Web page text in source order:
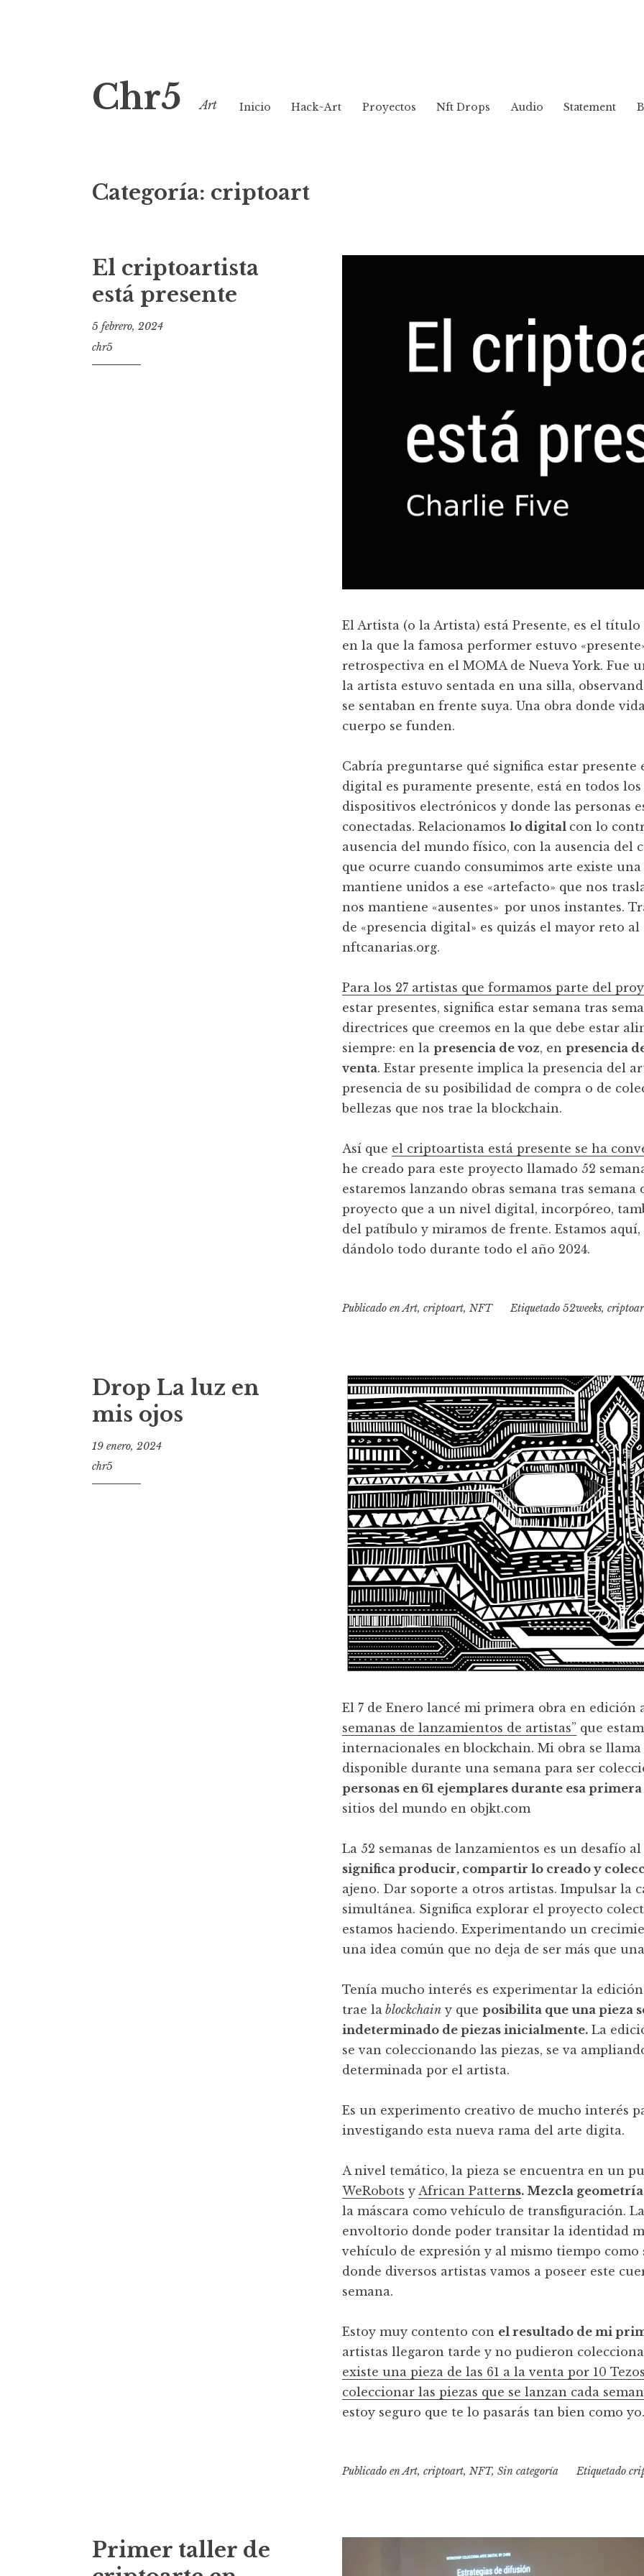
al
contenido
Chr5 Art Inicio Hack~Art Proyectos Nft Drops Audio Statement
Categoría: criptoart
El criptoartista
está presente
5 febrero, 2024
chr5
El Artista (o la Artista) está Presente, es el
en la que la famosa performer estuvo
retrospectiva en el MOMA de Nueva York. Fue
la artista estuvo sentada en una silla,
se sentaban en frente suya. Una obra donde
cuerpo se funden.
Cabría preguntarse qué significa estar
digital es puramente presente, está en todos
dispositivos electrónicos y donde las personas
conectadas. Relacionamoslo digital con lo
ausencia del mundo físico, con la ausencia del
que ocurre cuando consumimos arte existe
mantiene unidos a ese «artefacto» que nos
nos mantiene «ausentes» por unos instantes.
de «presencia digital» es quizás el mayor reto
nftcanarias.org.
Para los 27 artistas que formamos parte del
estar presentes, significa estar semana tras
directrices que creemos en la que debe estar
siempre: en lapresencia de voz, enpresencia
venta. Estar presente implica la presencia del
presencia de su posibilidad de compra o de
bellezas que nos trae la blockchain.
Así que el criptoartista está presente se ha
he creado para este proyecto llamado 52
estaremos lanzando obras semana tras
proyecto que a un nivel digital, incorpóreo,
del patíbulo y miramos de frente. Estamos aquí,
dándolo todo durante todo el año 2024.
Publicado enArt,criptoart,NFT Etiquetado 52weeks,
Drop La luz en
mis ojos
19 enero, 2024
chr5
El 7 de Enero lancé mi primera obra en
semanas de lanzamientos de artistas” que
internacionales en blockchain. Mi obra se llama
disponible durante una semana para ser
personas en 61 ejemplares durante esa
sitios del mundo en objkt.com
La 52 semanas de lanzamientos es un desafío
significa producir, compartir lo creado y
ajeno. Dar soporte a otros artistas. Impulsar la
simultánea. Significa explorar el proyecto
estamos haciendo. Experimentando un
una idea común que no deja de ser más que
Tenía mucho interés es experimentar la
trae la blockchain y queposibilita que una pieza
indeterminado de piezas inicialmente. La
se van coleccionando las piezas, se va
determinada por el artista.
Es un experimento creativo de mucho interés
investigando esta nueva rama del arte digita.
A nivel temático, la pieza se encuentra en un
WeRobots y African Patterns. Mezcla
la máscara como vehículo de transfiguración.
envoltorio donde poder transitar la identidad
vehículo de expresión y al mismo tiempo
donde diversos artistas vamos a poseer este
semana.
Estoy muy contento con el resultado de mi
artistas llegaron tarde y no pudieron
existe una pieza de las 61 a la venta por 10
coleccionar las piezas que se lanzan cada
estoy seguro que te lo pasarás tan bien como
Publicado enArt,criptoart,NFT,Sin categoría Etiquetado
Primer taller de